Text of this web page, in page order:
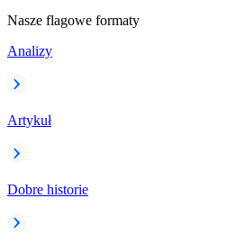
Nasze flagowe formaty
Analizy
Artykuł
Dobre historie